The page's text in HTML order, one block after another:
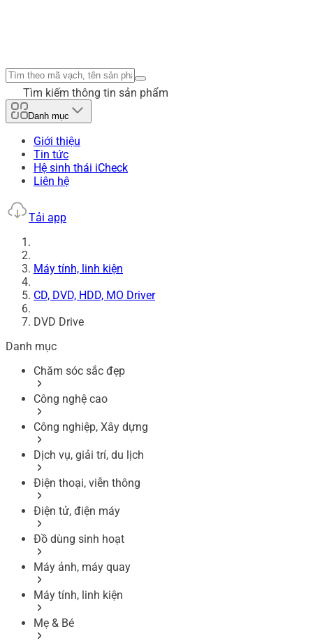
Tìm kiếm thông tin sản phẩm
Danh mục
Giới thiệu
Tin tức
Hệ sinh thái iCheck
Liên hệ
Tải app
Máy tính, linh kiện
CD, DVD, HDD, MO Driver
DVD Drive
Danh mục
Chăm sóc sắc đẹp
Công nghệ cao
Công nghiệp, Xây dựng
Dịch vụ, giải trí, du lịch
Điện thoại, viễn thông
Điện tử, điện máy
Đồ dùng sinh hoạt
Máy ảnh, máy quay
Máy tính, linh kiện
Mẹ & Bé